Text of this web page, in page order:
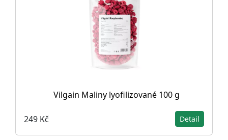
Vilgain Maliny lyofilizované 100 g
249 Kč Detail